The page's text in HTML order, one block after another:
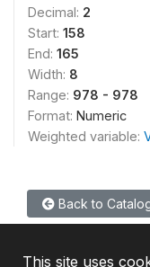
Decimal: 2
Start: 158
End: 165
Width: 8
Range: 978 - 978
Format: Numeric
Weighted variable:
Back to
This site uses